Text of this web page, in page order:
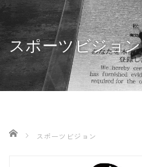
スポーツビジョン
ホーム スポーツビジョン